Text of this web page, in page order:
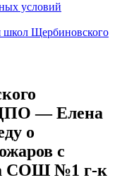
условий
школ Щербиновского
— Елена
о
с
СОШ №1 г-к